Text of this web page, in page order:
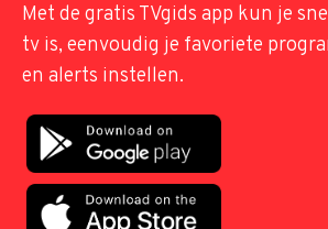
Met de gratis TVgids app kun je
tv is, eenvoudig je favoriete
en alerts instellen.